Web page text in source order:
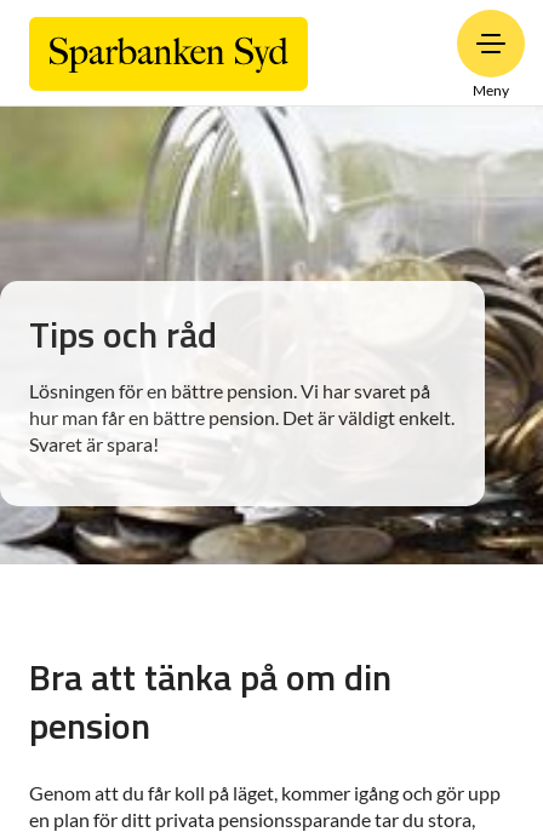
Meny
Tips och råd
Lösningen för en bättre pension. Vi har svaret på
hur man får en bättre pension. Det är väldigt enkelt.
Svaret är spara!
Bra att tänka på om din
pension
Genom att du får koll på läget, kommer igång och gör upp
en plan för ditt privata pensionssparande tar du stora,